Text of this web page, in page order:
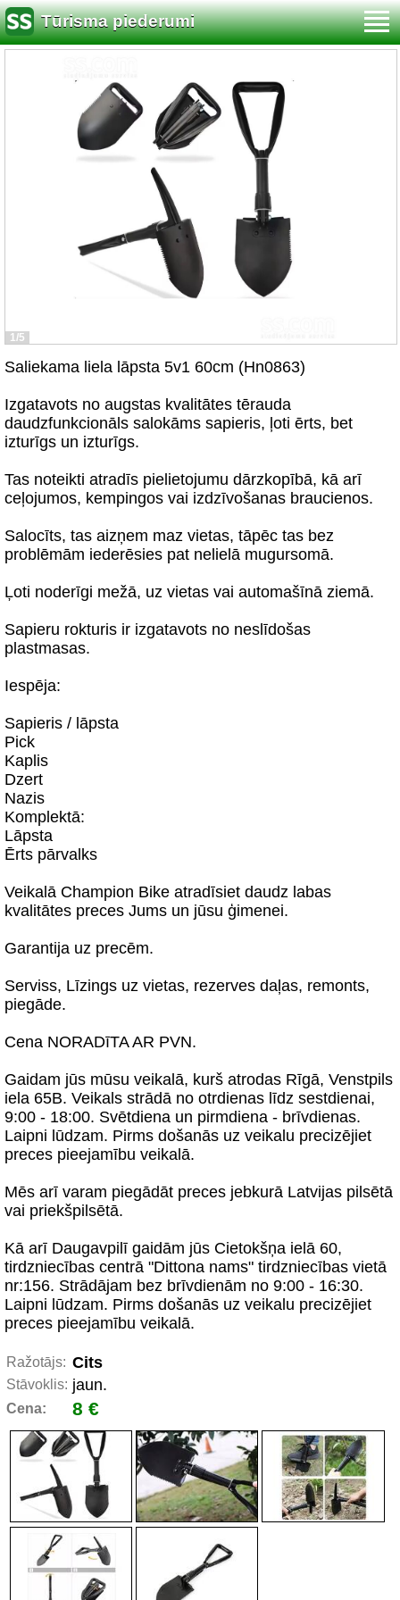
Tūrisma piederumi
1/5
Saliekama liela lāpsta 5v1 60cm (Hn0863)
Izgatavots no augstas kvalitātes tērauda
daudzfunkcionāls salokāms sapieris, ļoti ērts, bet
izturīgs un izturīgs.
Tas noteikti atradīs pielietojumu dārzkopībā, kā arī
ceļojumos, kempingos vai izdzīvošanas braucienos.
Salocīts, tas aizņem maz vietas, tāpēc tas bez
problēmām iederēsies pat nelielā mugursomā.
Ļoti noderīgi mežā, uz vietas vai automašīnā ziemā.
Sapieru rokturis ir izgatavots no neslīdošas
plastmasas.
Iespēja:
Sapieris / lāpsta
Pick
Kaplis
Dzert
Nazis
Komplektā:
Lāpsta
Ērts pārvalks
Veikalā Champion Bike atradīsiet daudz labas
kvalitātes preces Jums un jūsu ģimenei.
Garantija uz precēm.
Serviss, Līzings uz vietas, rezerves daļas, remonts,
piegāde.
Cena NORADīTA AR PVN.
Gaidam jūs mūsu veikalā, kurš atrodas Rīgā, Venstpils
iela 65B. Veikals strādā no otrdienas līdz sestdienai,
9:00 - 18:00. Svētdiena un pirmdiena - brīvdienas.
Laipni lūdzam. Pirms došanās uz veikalu precizējiet
preces pieejamību veikalā.
Mēs arī varam piegādāt preces jebkurā Latvijas pilsētā
vai priekšpilsētā.
Kā arī Daugavpilī gaidām jūs Cietokšņa ielā 60,
tirdzniecības centrā "Dittona nams" tirdzniecības vietā
nr:156. Strādājam bez brīvdienām no 9:00 - 16:30.
Laipni lūdzam. Pirms došanās uz veikalu precizējiet
preces pieejamību veikalā.
Ražotājs: Cits
Stāvoklis: jaun.
Cena: 8 €